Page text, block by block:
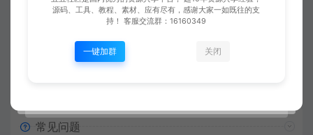
【视频】传奇三端手游996引擎UI界面编辑修改 第8讲 996引擎富文本RText提示
下一篇：
常见问题
源码、工具、教程、素材、应有尽有，感谢大家一如既往的支
持！ 客服交流群：16160349
一键加群 关闭